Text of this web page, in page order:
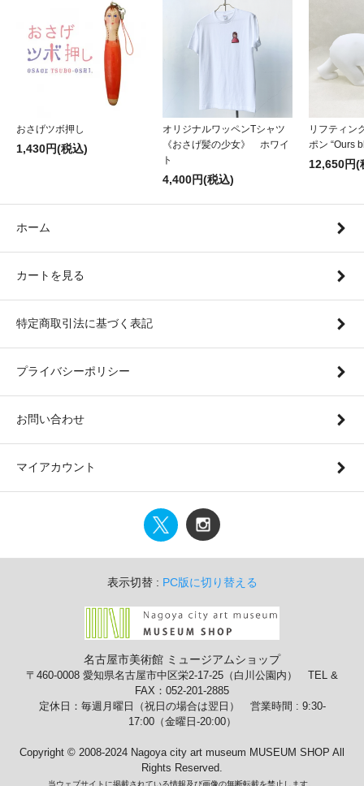
おさげツボ押し
1,430円(税込)
オリジナルワッペンTシャツ
《おさげ髪の少女》 ホワイ
ト
4,400円(税込)
リフティ
ポン “Ours
12,650円(
ホーム
カートを見る
特定商取引法に基づく表記
プライバシーポリシー
お問い合わせ
マイアカウント
表示切替 : PC版に切り替える
名古屋市美術館 ミュージアムショップ
〒460-0008 愛知県名古屋市中区栄2-17-25（白川公園内） TEL &
FAX：052-201-2885
定休日：毎週月曜日（祝日の場合は翌日） 営業時間 : 9:30-
17:00（金曜日-20:00）
Copyright © 2008-2024 Nagoya city art museum MUSEUM SHOP All
Rights Reserved.